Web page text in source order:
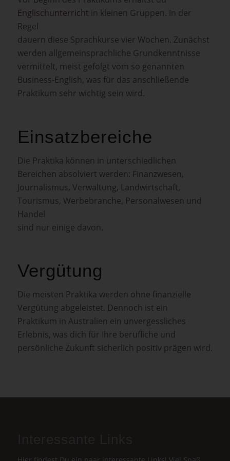
Englischunterricht in kleinen Gruppen. In der
Regel
dauern diese Sprachkurse vier Wochen. Zunächst
werden allgemeinsprachliche Grundkenntnisse
vermittelt, meist gefolgt vom so genannten
Business-English, was für das anschließende
Praktikum sehr wichtig sein wird.
Einsatzbereiche
Die Praktika können in unterschiedlichen
Bereichen absolviert werden: Finanzwesen,
Journalismus, Verwaltung, Landwirtschaft,
Tourismus, Werbebranche, Personalwesen und
Handel
sind nur einige davon.
Vergütung
Die meisten Praktika werden ohne finanzielle
Vergütung abgeleistet. Dennoch ist ein
Praktikum in Australien ein unvergessliches
Erlebnis, was dich für Ihre berufliche und
persönliche Zukunft sicherlich positiv prägen wird.